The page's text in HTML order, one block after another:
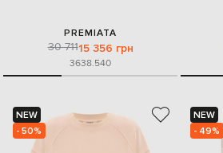
PREMIATA
30 71115 356 грн
3638.540
NEW
- 50%
NEW
- 49%